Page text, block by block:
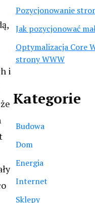
i
Pozycjonowanie
Jak pozycjonować
Optymalizacja Core
strony WWW
Kategorie
Budowa
Dom
Energia
Internet
Sklepy